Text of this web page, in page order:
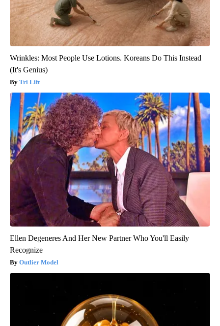
Wrinkles: Most People Use Lotions. Koreans Do This Instead
(It's Genius)
Tri Lift
Ellen Degeneres And Her New Partner Who You'll Easily
Recognize
Outlier Model